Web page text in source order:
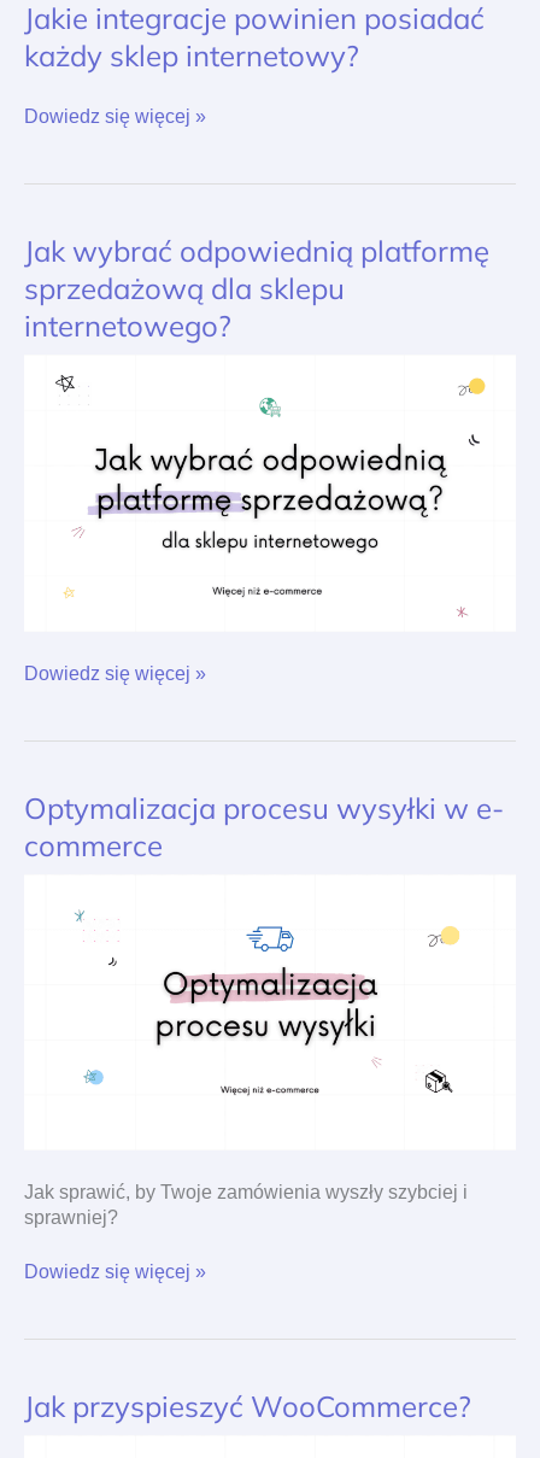
Jakie integracje powinien posiadać
każdy sklep internetowy?
Jakie
integracje
powinien
każdy
Dowiedz się więcej »
Jak wybrać odpowiednią platformę
sprzedażową dla sklepu
internetowego?
Jak
wybrać
odpowiednią
platformę
sklepu
Dowiedz się więcej »
Optymalizacja procesu wysyłki w e-
commerce
Jak sprawić, by Twoje zamówienia wyszły szybciej i
sprawniej?
Optymalizacja
procesu
wysyłki
commerce
Dowiedz się więcej »
Jak przyspieszyć WooCommerce?
Jak
przyspieszyć